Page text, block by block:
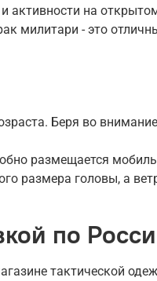
активности на
- это
Беря во
размещается
размера головы, а
по
тактической